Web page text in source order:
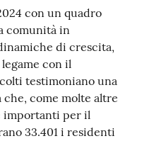
con un quadro
comunità in
di crescita,
con il
testimoniano una
che, come molte altre
importanti per il
33.401 i residenti